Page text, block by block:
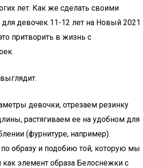
лет. Как же сделать своими
девочек 11-12 лет на Новый 2021
притворить в жизнь с
девочки, отрезаем резинку
растягиваем ее на удобном для
(фурнитуре, например).
образу и подобию той, которую мы
как элемент образа Белоснежки с